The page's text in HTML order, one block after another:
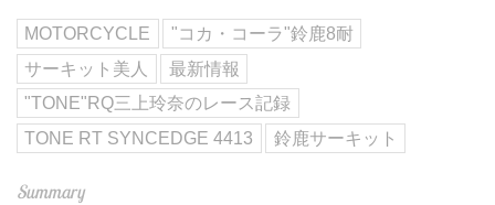
MOTORCYCLE
"コカ・コーラ"鈴鹿8耐
サーキット美人
最新情報
"TONE"RQ三上玲奈のレース記録
TONE RT SYNCEDGE 4413
鈴鹿サーキット